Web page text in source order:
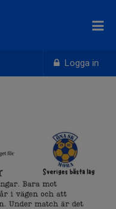
Logga in